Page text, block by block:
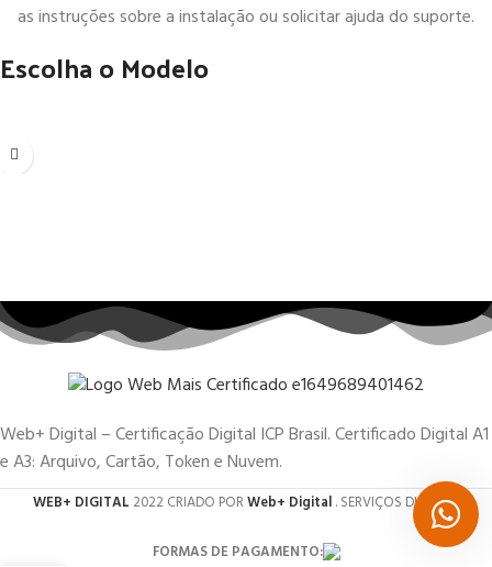
as instruções sobre a instalação ou solicitar ajuda do suporte.
Escolha o Modelo
Web+ Digital – Certificação Digital ICP Brasil. Certificado Digital A1
e A3: Arquivo, Cartão, Token e Nuvem.
WEB+ DIGITAL 2022 CRIADO PORWeb+ Digital. SERVIÇOS DIGITAIS.
FORMAS DE PAGAMENTO: